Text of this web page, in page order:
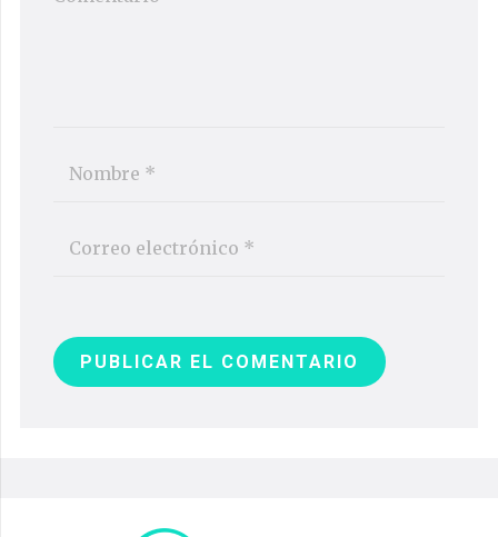
PUBLICAR EL COMENTARIO